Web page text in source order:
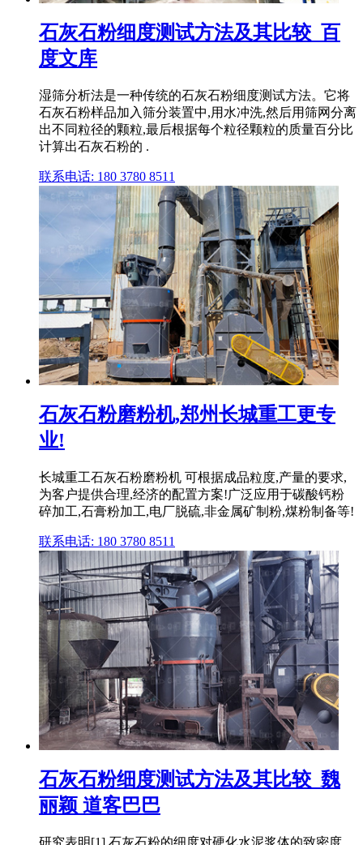
石灰石粉细度测试方法及其比较_百
度文库
湿筛分析法是一种传统的石灰石粉细度测试方法。它将
石灰石粉样品加入筛分装置中,用水冲洗,然后用筛网分离
出不同粒径的颗粒,最后根据每个粒径颗粒的质量百分比
计算出石灰石粉的 .
联系电话: 180 3780 8511
石灰石粉磨粉机,郑州长城重工更专
业!
长城重工石灰石粉磨粉机 可根据成品粒度,产量的要求,
为客户提供合理,经济的配置方案!广泛应用于碳酸钙粉
碎加工,石膏粉加工,电厂脱硫,非金属矿制粉,煤粉制备等!
联系电话: 180 3780 8511
石灰石粉细度测试方法及其比较_魏
丽颖 道客巴巴
研究表明[1],石灰石粉的细度对硬化水泥浆体的致密度、